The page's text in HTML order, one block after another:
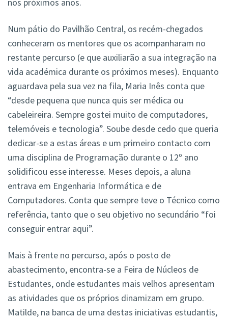
nos próximos anos.
Num pátio do Pavilhão Central, os recém-chegados
conheceram os mentores que os acompanharam no
restante percurso (e que auxiliarão a sua integração na
vida académica durante os próximos meses). Enquanto
aguardava pela sua vez na fila, Maria Inês conta que
“desde pequena que nunca quis ser médica ou
cabeleireira. Sempre gostei muito de computadores,
telemóveis e tecnologia”. Soube desde cedo que queria
dedicar-se a estas áreas e um primeiro contacto com
uma disciplina de Programação durante o 12º ano
solidificou esse interesse. Meses depois, a aluna
entrava em Engenharia Informática e de
Computadores. Conta que sempre teve o Técnico como
referência, tanto que o seu objetivo no secundário “foi
conseguir entrar aqui”.
Mais à frente no percurso, após o posto de
abastecimento, encontra-se a Feira de Núcleos de
Estudantes, onde estudantes mais velhos apresentam
as atividades que os próprios dinamizam em grupo.
Matilde, na banca de uma destas iniciativas estudantis,